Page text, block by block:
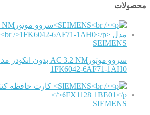
محصولات
SEIMENS
سروو موتورAC 3.2 NM بدون انکودر مدل
1FK6042-6AF71-1AH0
SIEMENS